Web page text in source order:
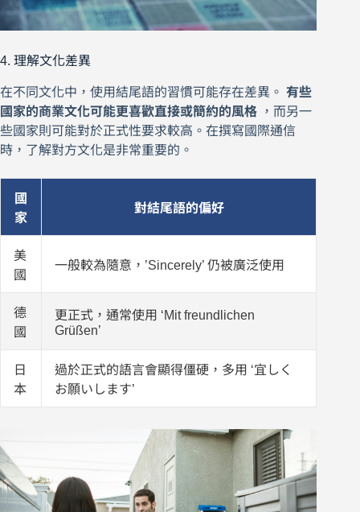
4. 理解文化差異
在不同文化中，使用結尾語的習慣可能存在差異。 有些
國家的商業文化可能更喜歡直接或簡約的風格 ，而另一
些國家則可能對於正式性要求較高。在撰寫國際通信
時，了解對方文化是非常重要的。
國
家
對結尾語的偏好
美
國
一般較為隨意，’Sincerely’ 仍被廣泛使用
德
國
更正式，通常使用 ‘Mit freundlichen
Grüßen’
日
本
過於正式的語言會顯得僵硬，多用 ‘宜しく
お願いします’